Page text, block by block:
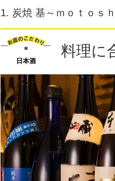
1. 炭焼 基～ｍｏｔｏｓ
日本酒
料理に